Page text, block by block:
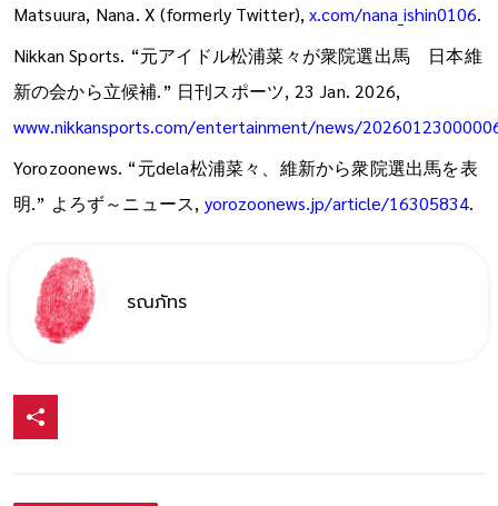
Matsuura, Nana. X (formerly Twitter),x.com/nana_ishin0106.
Nikkan Sports. “元アイドル松浦菜々が衆院選出馬 日本維
新の会から立候補.” 日刊スポーツ, 23 Jan. 2026,
www.nikkansports.com/entertainment/news/
Yorozoonews. “元dela松浦菜々、維新から衆院選出馬を表
明.” よろず～ニュース, yorozoonews.jp/article/16305834.
รณภัทร